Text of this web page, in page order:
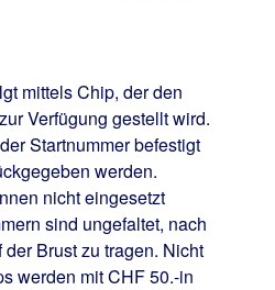
mittels Chip, der den
Verfügung gestellt wird.
Startnummer befestigt
werden.
nicht eingesetzt
sind ungefaltet, nach
Brust zu tragen. Nicht
werden mit CHF 50.-in